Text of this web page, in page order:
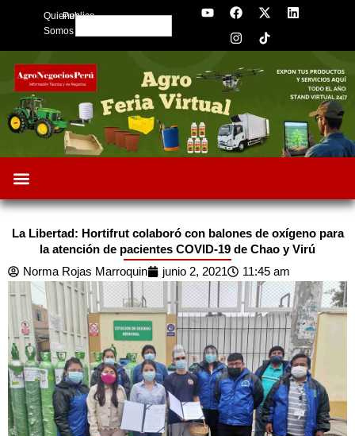
Quienes
Somos
Publica
Search
Y
o
b
e
F
a
c
e
o
o
k
X
-
t
w
t
L
i
d
n
I
n
s
t
g
r
a
La Libertad: Hortifrut colaboró con balones de oxígeno para
la atención de pacientes COVID-19 de Chao y Virú
Norma Rojas Marroquin
junio 2, 2021 11:45 am